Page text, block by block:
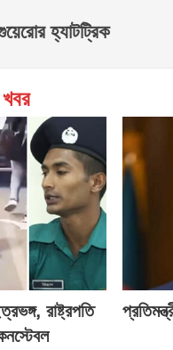
হ্যাটট্রিক
রাষ্ট্রপতি